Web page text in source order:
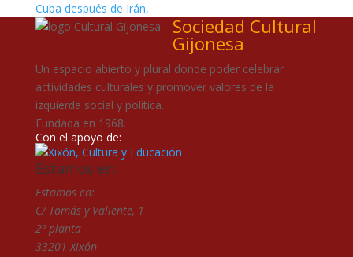
Cuba después de Irán,
Sociedad Cultural
Gijonesa
Un espacio abierto y plural donde poder celebrar
actividades culturales y promover valores de la
izquierda social y política.
Fundada en 1968.
Con el apoyo de:
Estamos en:
Estamos en:
C/ Tomás y Valiente, 1
2ª planta
33201 Xixón